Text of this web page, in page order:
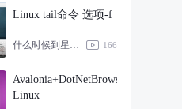
Linux tail命令 选项-f
166
Avalonia+DotNetBrowser
Linux